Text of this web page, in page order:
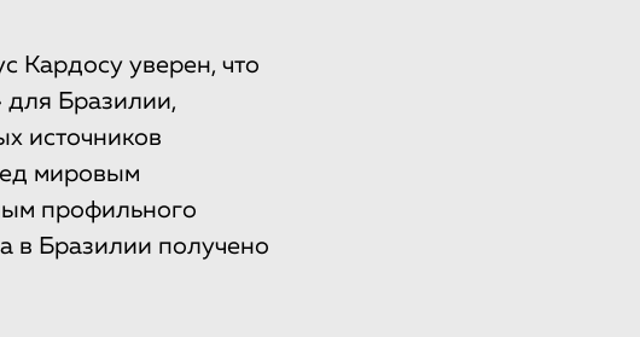
Кардосу уверен, что
для Бразилии,
источников
мировым
профильного
в Бразилии получено